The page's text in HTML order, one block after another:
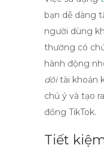
bạn dễ dàng
người dùng
thường có
hành động
dõitài khoản
chú ý và tạo
đồng TikTok.
Tiết